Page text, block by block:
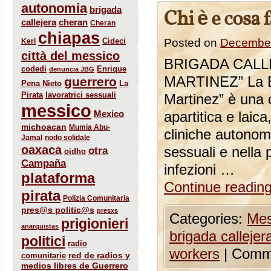
Chi è e cosa
Posted on
BRIGADA
MARTINEZ” La
Martinez” è
apartitica e
cliniche
sessuali e nella
infezioni …
Continue
Categories:
brigada
workers |
autonomia brigada
callejera cheran Cheran
Keri chiapas Cideci
città del messico
codedi denuncia JBG Enrique
Pena Nieto guerrero La
Pirata lavoratrici sessuali
messico Mexico
michoacan Mumia Abu-
Jamal nodo solidale
oaxaca oidho otra
Campaña
plataforma
pirata Polizia Comunitaria
pres@s politic@s presxs
anarquistas prigionieri
politici radio
comunitarie red de radios y
medios libres de Guerrero